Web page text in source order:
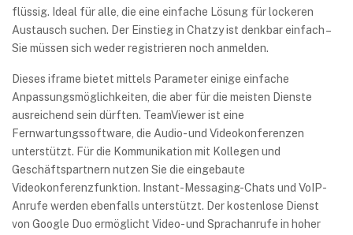
flüssig. Ideal für alle, die eine einfache Lösung für lockeren
Austausch suchen. Der Einstieg in Chatzy ist denkbar einfach –
Sie müssen sich weder registrieren noch anmelden.
Dieses iframe bietet mittels Parameter einige einfache
Anpassungsmöglichkeiten, die aber für die meisten Dienste
ausreichend sein dürften. TeamViewer ist eine
Fernwartungssoftware, die Audio- und Videokonferenzen
unterstützt. Für die Kommunikation mit Kollegen und
Geschäftspartnern nutzen Sie die eingebaute
Videokonferenzfunktion. Instant-Messaging-Chats und VoIP-
Anrufe werden ebenfalls unterstützt. Der kostenlose Dienst
von Google Duo ermöglicht Video- und Sprachanrufe in hoher